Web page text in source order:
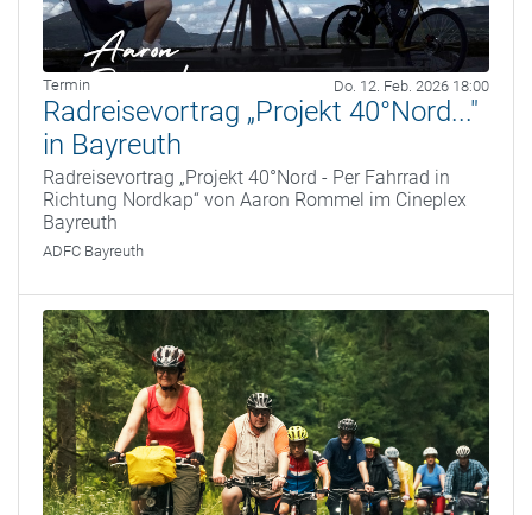
Termin Do. 12. Feb. 2026 18:00
Radreisevortrag „Projekt 40°Nord..."
in Bayreuth
Radreisevortrag „Projekt 40°Nord - Per Fahrrad in
Richtung Nordkap“ von Aaron Rommel im Cineplex
Bayreuth
ADFC Bayreuth